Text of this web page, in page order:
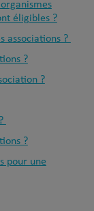
éligibles ?
associations ?
?
?
?
pour une